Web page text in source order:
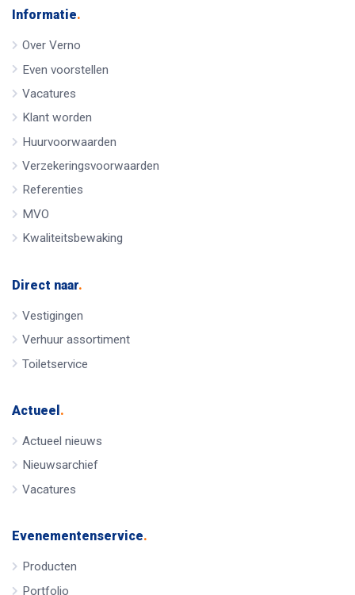
Informatie.
Over Verno
Even voorstellen
Vacatures
Klant worden
Huurvoorwaarden
Verzekeringsvoorwaarden
Referenties
MVO
Kwaliteitsbewaking
Direct naar.
Vestigingen
Verhuur assortiment
Toiletservice
Actueel .
Actueel nieuws
Nieuwsarchief
Vacatures
Evenementenservice.
Producten
Portfolio